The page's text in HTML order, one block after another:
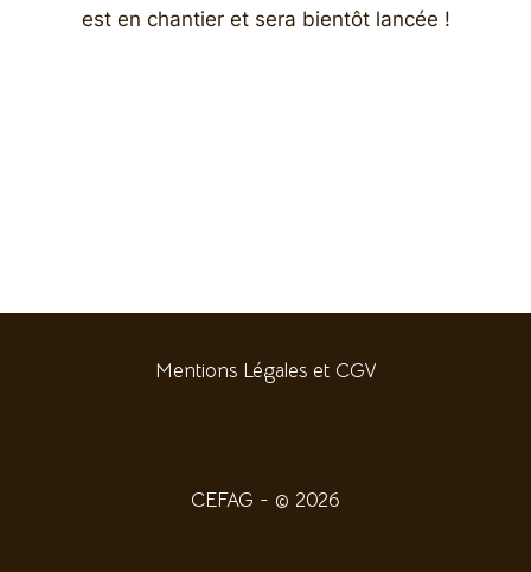
est en chantier et sera bientôt lancée !
Mentions Légales et CGV
CEFAG - © 2026